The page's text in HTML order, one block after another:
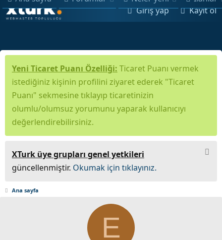
Giriş yap Kayıt ol
Yeni Ticaret Puanı Özelliği: Ticaret Puanı vermek
istediğiniz kişinin profilini ziyaret ederek "Ticaret
Puanı" sekmesine tıklayıp ticaretinizin
olumlu/olumsuz yorumunu yaparak kullanıcıyı
değerlendirebilirsiniz.
XTurk üye grupları genel yetkileri
güncellenmiştir. Okumak için tıklayınız.
Ana sayfa
E